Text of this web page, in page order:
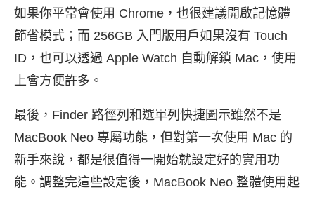
如果你平常會使用 Chrome，也很建議開啟記憶體
節省模式；而 256GB 入門版用戶如果沒有 Touch
ID，也可以透過 Apple Watch 自動解鎖 Mac，使用
上會方便許多。
最後，Finder 路徑列和選單列快捷圖示雖然不是
MacBook Neo 專屬功能，但對第一次使用 Mac 的
新手來說，都是很值得一開始就設定好的實用功
能。調整完這些設定後，MacBook Neo 整體使用起